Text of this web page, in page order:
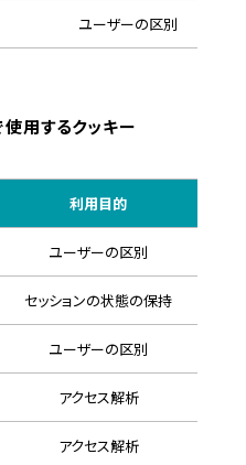
ユーザーの区別
するクッキー
利用目的
ユーザーの区別
セッションの状態の保持
ユーザーの区別
アクセス解析
アクセス解析